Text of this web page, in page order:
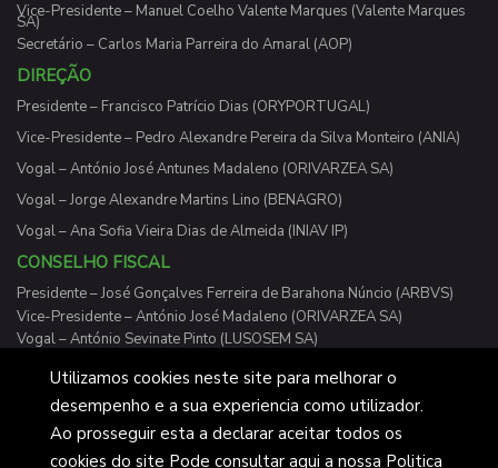
Vice-Presidente – Manuel Coelho Valente Marques (Valente Marques
SA)
Secretário – Carlos Maria Parreira do Amaral (AOP)
DIREÇÃO
Presidente – Francisco Patrício Dias (ORYPORTUGAL)
Vice-Presidente – Pedro Alexandre Pereira da Silva Monteiro (ANIA)
Vogal – António José Antunes Madaleno (ORIVARZEA SA)
Vogal – Jorge Alexandre Martins Lino (BENAGRO)
Vogal – Ana Sofia Vieira Dias de Almeida (INIAV IP)
CONSELHO FISCAL
Presidente – José Gonçalves Ferreira de Barahona Núncio (ARBVS)
Vice-Presidente – António José Madaleno (ORIVARZEA SA)
Vogal – António Sevinate Pinto (LUSOSEM SA)
Cotarroz 2026 © Desenvolvido pelos Cavalheiros do Gato
Utilizamos cookies neste site para melhorar o
desempenho e a sua experiencia como utilizador.
Ao prosseguir esta a declarar aceitar todos os
cookies do site Pode consultar aqui a nossa Politica